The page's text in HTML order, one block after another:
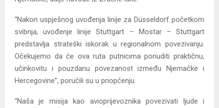
“Nakon uspješnog uvođenja linije za Düsseldorf početkom
svibnja, uvođenje linije Stuttgart – Mostar – Stuttgart
predstavlja strateški iskorak u regionalnom povezivanju.
Očekujemo da će ova ruta putnicima ponuditi praktičnu,
učinkovitu i pouzdanu povezanost između Njemačke i
Hercegovine”, poručili su u priopćenju.
“Naša je misija kao avioprijevoznika povezivati ljude i